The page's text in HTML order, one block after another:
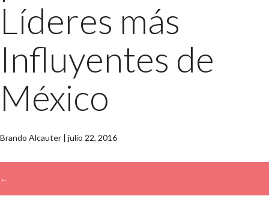
Líderes más
Influyentes de
México
Brando Alcauter | julio 22, 2016
←